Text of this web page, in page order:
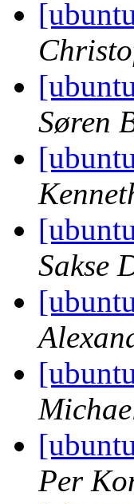
Søren
Sakse
Per